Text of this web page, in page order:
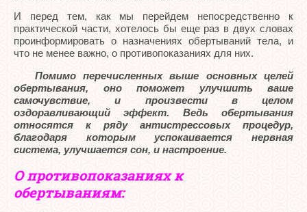
И перед тем, как мы перейдем непосредственно к
практической части, хотелось бы еще раз в двух словах
проинформировать о назначениях обертываний тела, и
что не менее важно, о противопоказаниях для них.
Помимо перечисленных выше основных целей
обертывания, оно поможет улучшить ваше
самочувствие, и произвести в целом
оздоравливающий эффект. Ведь обертывания
относятся к ряду антистрессовых процедур,
благодаря которым успокаивается нервная
система, улучшается сон, и настроение.
О противопоказаниях к
обертываниям: